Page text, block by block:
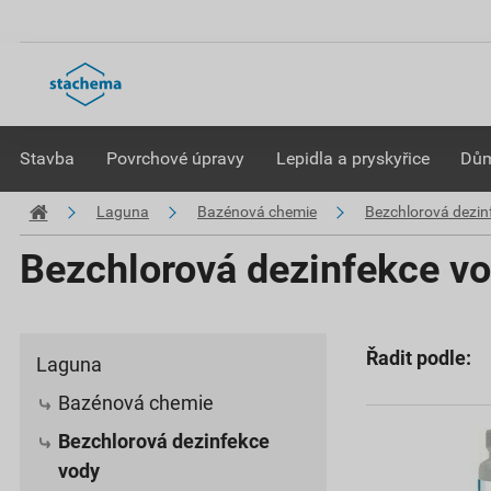
Stavba Povrchové úpravy Lepidla a pryskyřice
Laguna Bazénová chemie Bezchlorová
Bezchlorová dezinfekce
Laguna
Bazénová chemie
Bezchlorová dezinfekce
vody
Řadit podle: